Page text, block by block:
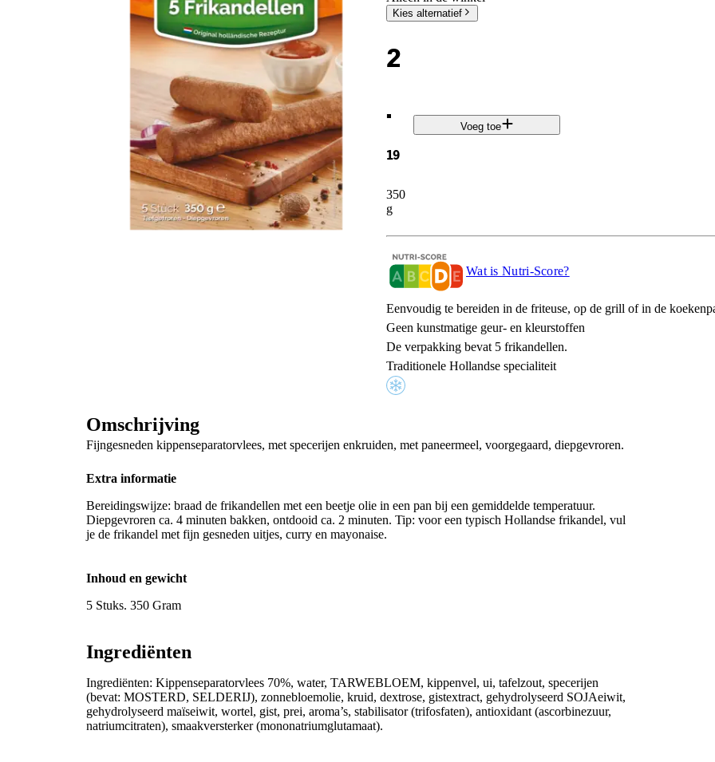
Kies alternatief
2
.
19
350
g
Voeg toe
Wat is Nutri-Score?
Eenvoudig te bereiden in de friteuse, op de grill of in de
Geen kunstmatige geur- en kleurstoffen
De verpakking bevat 5 frikandellen.
Traditionele Hollandse specialiteit
Omschrijving
Fijngesneden kippenseparatorvlees, met specerijen enkruiden, met paneermeel, voorgegaard, diepgevroren.
Extra informatie
Bereidingswijze: braad de frikandellen met een beetje olie in een pan bij een gemiddelde temperatuur.
Diepgevroren ca. 4 minuten bakken, ontdooid ca. 2 minuten. Tip: voor een typisch Hollandse frikandel, vul
je de frikandel met fijn gesneden uitjes, curry en mayonaise.
Inhoud en gewicht
5 Stuks. 350 Gram
Ingrediënten
Ingrediënten: Kippenseparatorvlees 70%, water, TARWEBLOEM, kippenvel, ui, tafelzout, specerijen
(bevat: MOSTERD, SELDERIJ), zonnebloemolie, kruid, dextrose, gistextract, gehydrolyseerd SOJAeiwit,
gehydrolyseerd maïseiwit, wortel, gist, prei, aroma’s, stabilisator (trifosfaten), antioxidant (ascorbinezuur,
natriumcitraten), smaakversterker (mononatriumglutamaat).